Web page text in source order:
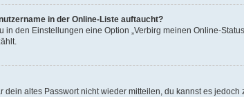
in der Online-Liste auftaucht?
in den Einstellungen eine Option „Verbirg meinen Online-
dein altes Passwort nicht wieder mitteilen, du kannst es